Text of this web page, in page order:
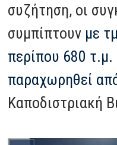
συζήτηση, οι
συμπίπτουν με
περίπου 680 τ.μ.
παραχωρηθεί
Καποδιστριακή